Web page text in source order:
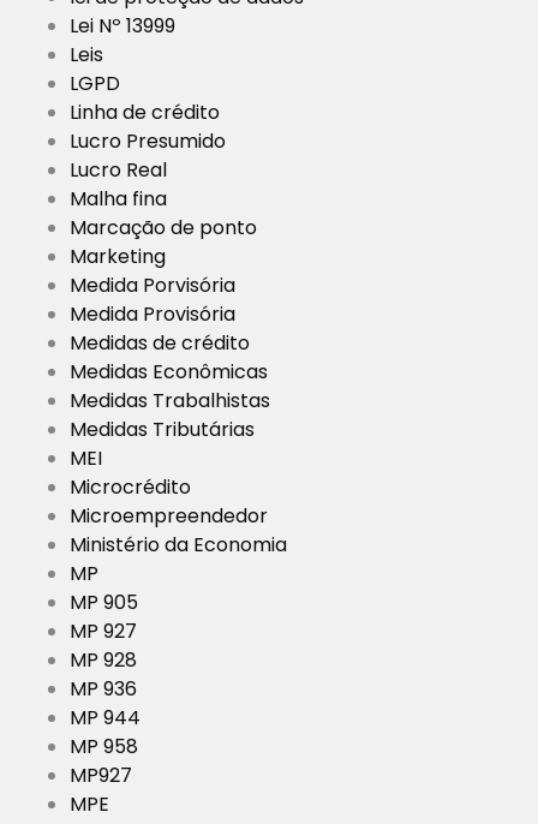
Lei Nº 13999
Leis
LGPD
Linha de crédito
Lucro Presumido
Lucro Real
Malha fina
Marcação de ponto
Marketing
Medida Porvisória
Medida Provisória
Medidas de crédito
Medidas Econômicas
Medidas Trabalhistas
Medidas Tributárias
MEI
Microcrédito
Microempreendedor
Ministério da Economia
MP
MP 905
MP 927
MP 928
MP 936
MP 944
MP 958
MP927
MPE